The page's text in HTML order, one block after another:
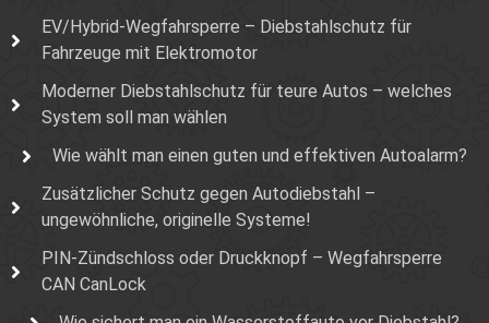
EV/Hybrid-Wegfahrsperre – Diebstahlschutz für
Fahrzeuge mit Elektromotor
Moderner Diebstahlschutz für teure Autos – welches
System soll man wählen
Wie wählt man einen guten und effektiven Autoalarm?
Zusätzlicher Schutz gegen Autodiebstahl –
ungewöhnliche, originelle Systeme!
PIN-Zündschloss oder Druckknopf – Wegfahrsperre
CAN CanLock